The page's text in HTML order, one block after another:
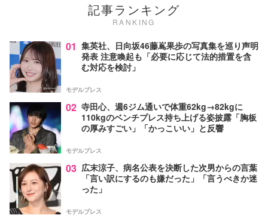
記事ランキング
RANKING
01 集英社、日向坂46藤嶌果歩の写真集を巡り声明
発表 注意喚起も「必要に応じて法的措置を含
む対応を検討」
モデルプレス
02 寺田心、週6ジム通いで体重62kg→82kgに
110kgのベンチプレス持ち上げる姿披露「胸板
の厚みすごい」「かっこいい」と反響
モデルプレス
03 広末涼子、病名公表を決断した次男からの言葉
「言い訳にするのも嫌だった」「言うべきか迷
った」
モデルプレス